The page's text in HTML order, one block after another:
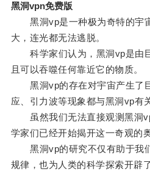
黑洞vpn免费版
黑洞vp是一种极为奇特的宇
大，连光都无法逃脱。
科学家们认为，黑洞vp是由
且可以吞噬任何靠近它的物质。
黑洞vp的存在对宇宙产生了
应、引力波等现象都与黑洞vp有
虽然我们无法直接观测黑洞
学家们已经开始揭开这一奇观的
黑洞vp的研究不仅有助于我
规律，也为人类的科学探索开辟